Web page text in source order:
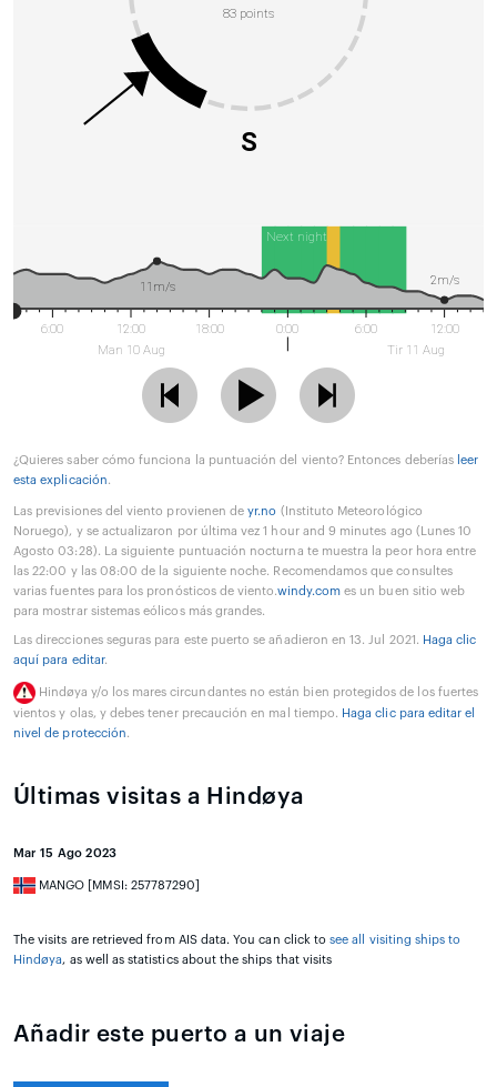
83 points
S
Next night
6:00
12:00
Man 10 Aug
18:00 0:00 6:00
12:00
Tir 11 Aug
11m/s 2m/s
¿Quieres saber cómo funciona la puntuación del viento? Entonces deberías leer
esta explicación.
Las previsiones del viento provienen deyr.no (Instituto Meteorológico
Noruego), y se actualizaron por última vez 1 hour and 9 minutes ago (Lunes 10
Agosto 03:28). La siguiente puntuación nocturna te muestra la peor hora entre
las 22:00 y las 08:00 de la siguiente noche. Recomendamos que consultes
varias fuentes para los pronósticos de viento.windy.com es un buen sitio web
para mostrar sistemas eólicos más grandes.
Las direcciones seguras para este puerto se añadieron en 13. Jul 2021. Haga clic
aquí para editar.
Hindøya y/o los mares circundantes no están bien protegidos de los fuertes
vientos y olas, y debes tener precaución en mal tiempo. Haga clic para editar el
nivel de protección.
Últimas visitas a Hindøya
Mar 15 Ago 2023
MANGO [MMSI: 257787290]
The visits are retrieved from AIS data. You can click tosee all visiting ships to
Hindøya, as well as statistics about the ships that visits
Añadir este puerto a un viaje